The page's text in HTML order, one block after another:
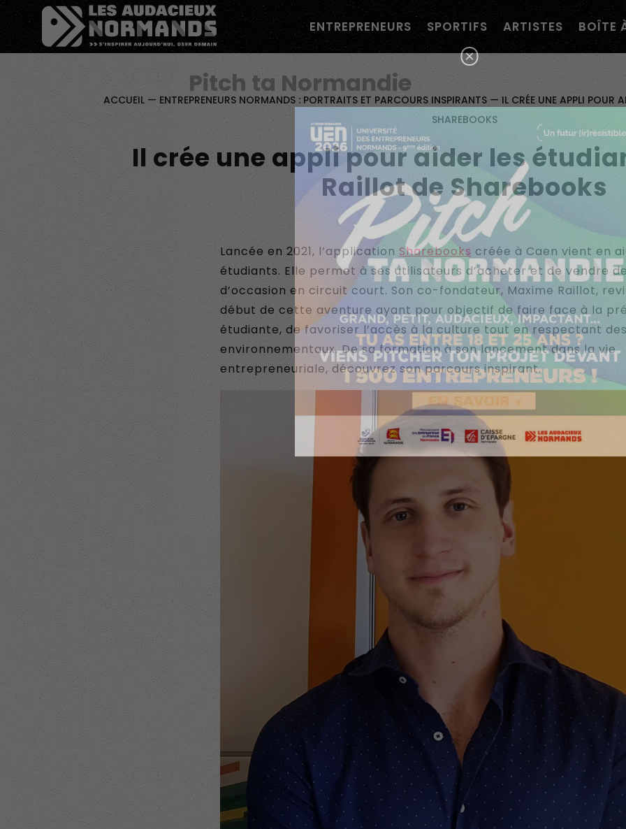
ENTREPRENEURS SPORTIFS ARTISTES BOÎTE
ACCUEIL— ENTREPRENEURS NORMANDS : PORTRAITS ET PARCOURS INSPIRANTS— IL CRÉE UNE APPLI POUR
SHAREBOOKS
Il crée une appli pour aider les
Raillot de Sharebooks
Lancée en 2021, l’application Sharebooks créée à Caen vient en
étudiants. Elle permet à ses utilisateurs d’acheter et de vendre
d’occasion en circuit court. Son co-fondateur, Maxime Raillot,
début de cette aventure ayant pour objectif de faire face à la
étudiante, de favoriser l’accès à la culture tout en respectant
environnementaux. De sa formation à son lancement dans la vie
entrepreneuriale, découvrez son parcours inspirant.
Pitch ta Normandie
×
Êtes-vous d'accord pour activer les cookies pour une navigation personnalisée ?